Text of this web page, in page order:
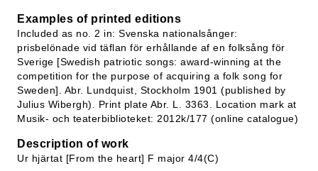
Examples of printed editions
Included as no. 2 in: Svenska nationalsånger:
prisbelönade vid täflan för erhållande af en folksång för
Sverige [Swedish patriotic songs: award-winning at the
competition for the purpose of acquiring a folk song for
Sweden]. Abr. Lundquist, Stockholm 1901 (published by
Julius Wibergh). Print plate Abr. L. 3363. Location mark at
Musik- och teaterbiblioteket: 2012k/177 (online catalogue)
Description of work
Ur hjärtat [From the heart] F major 4/4(C)